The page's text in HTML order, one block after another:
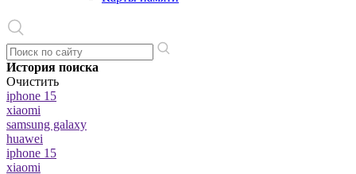
История поиска
Очистить
iphone 15
xiaomi
samsung galaxy
huawei
iphone 15
xiaomi